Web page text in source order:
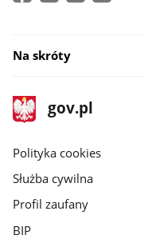
Na skróty
stopka
gov.pl
Strona
gov.pl
gov.pl
Polityka cookies
Służba cywilna
Profil zaufany
BIP